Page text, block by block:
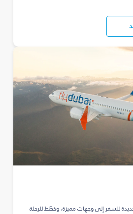
للسفر إلى وجهات مميزة، وخطّط للرحلة